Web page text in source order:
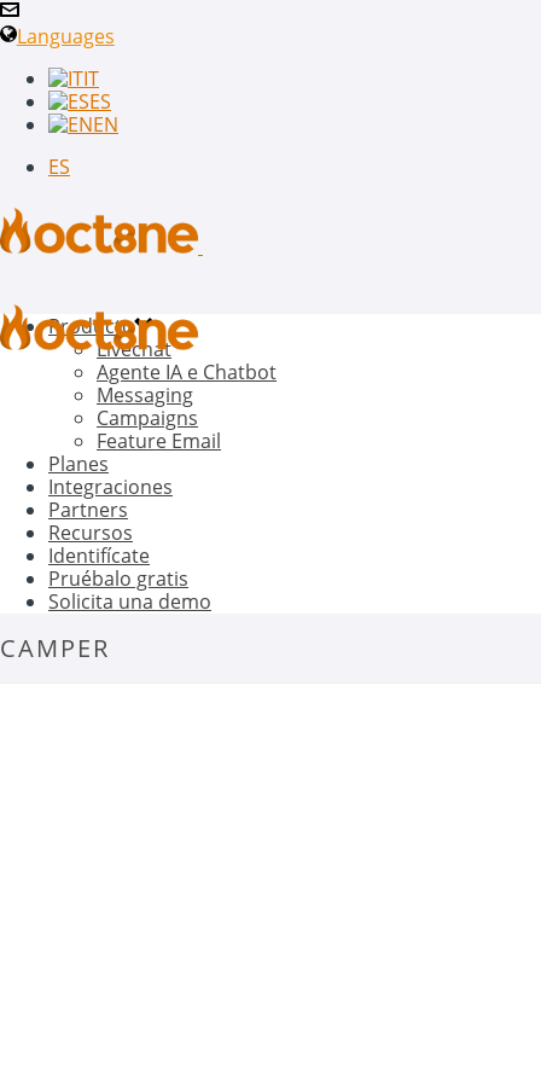
Languages
IT
ES
EN
ES
Producto
Livechat
Agente IA e Chatbot
Messaging
Campaigns
Feature Email
Planes
Integraciones
Partners
Recursos
Identifícate
Pruébalo gratis
Solicita una demo
CAMPER